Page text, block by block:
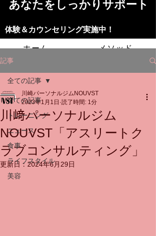
​あなたをしっかりサポート
​​​体験＆カウンセリング実施中！
ホーム メソッド
トレーニングの流れ 施設
スタッフ よくある質問 料金
お問い合わせ
記事
全ての記事
トレーニング
ニュース
食事
ライフスタイル
美容
全ての記事
川﨑パーソナルジム
NOUVST「アスリートク
ラブコンサルティング」
川崎パーソナルジムNOUVST
2023年1月1日 読了時間: 1分
更新日： 2024年6月29日